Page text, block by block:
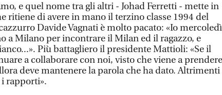
e quel nome tra gli altri - Johad Ferretti - mette in
ritiene di avere in mano il terzino classe 1994 del
Davide Vagnati è molto pacato: «Io mercoledì
a Milano per incontrare il Milan ed il ragazzo, e
Più battagliero il presidente Mattioli: «Se il
a collaborare con noi, visto che viene a
deve mantenere la parola che ha dato. Altrimenti
rapporti».